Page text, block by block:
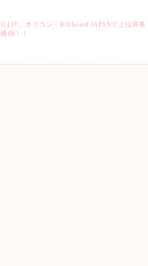
ILLIT、オリコン・Billboard JAPANで上位席
獲得！！